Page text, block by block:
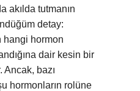
akılda tutmanın
detay:
hangi hormon
dair kesin bir
Ancak, bazı
hormonların rolüne